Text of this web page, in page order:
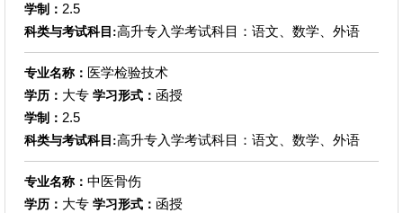
学制： 2.5
科类与考试科目:高升专入学考试科目：语文、数学、外语
专业名称： 医学检验技术
学历： 大专 学习形式： 函授
学制： 2.5
科类与考试科目:高升专入学考试科目：语文、数学、外语
专业名称： 中医骨伤
学历： 大专 学习形式： 函授